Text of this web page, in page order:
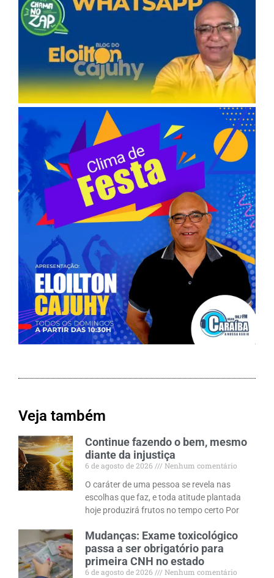
Veja também
Continue fazendo o bem, mesmo
diante da injustiça
6 de agosto de 2026
Nenhum comentário
O caráter de uma pessoa se revela nas
escolhas que faz, e toda atitude plantada
hoje produzirá frutos no tempo certo Por
Mudanças: Exame toxicológico
passa a ser obrigatório para
primeira CNH no estado
6 de agosto de 2026
Nenhum comentário